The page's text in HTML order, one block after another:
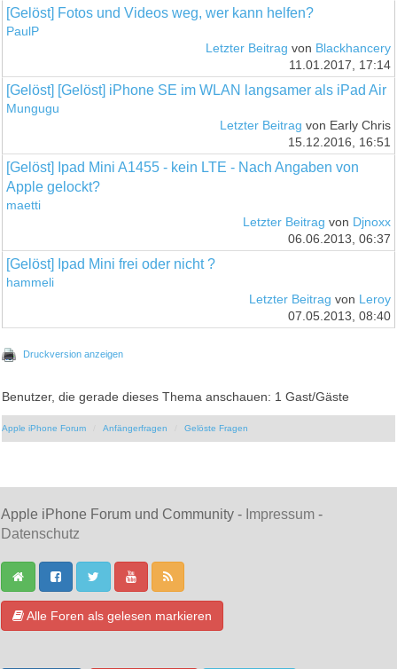
[Gelöst] Fotos und Videos weg, wer kann helfen?
PaulP
Letzter Beitrag von Blackhancery
11.01.2017, 17:14
[Gelöst] [Gelöst] iPhone SE im WLAN langsamer als iPad Air
Mungugu
Letzter Beitrag von Early Chris
15.12.2016, 16:51
[Gelöst] Ipad Mini A1455 - kein LTE - Nach Angaben von
Apple gelockt?
maetti
Letzter Beitrag von Djnoxx
06.06.2013, 06:37
[Gelöst] Ipad Mini frei oder nicht ?
hammeli
Letzter Beitrag von Leroy
07.05.2013, 08:40
Druckversion anzeigen
Benutzer, die gerade dieses Thema anschauen: 1 Gast/Gäste
Apple iPhone Forum Anfängerfragen Gelöste Fragen
Apple iPhone Forum und Community - Impressum -
Datenschutz
Alle Foren als gelesen markieren